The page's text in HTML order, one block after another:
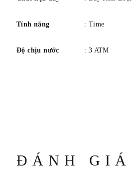
Tính năng : Time
Độ chịu nước : 3 ATM
ĐÁNH GIÁ